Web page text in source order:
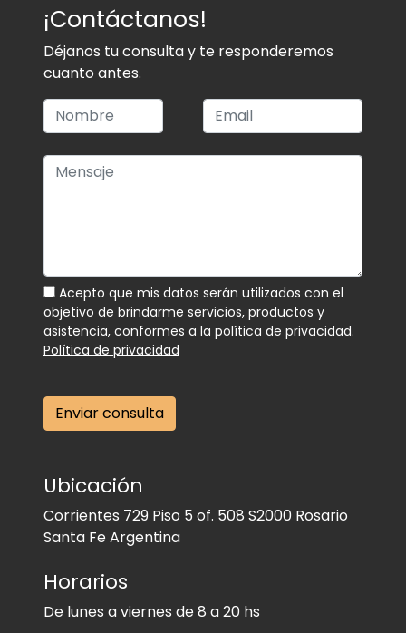
¡Contáctanos!
Déjanos tu consulta y te responderemos
cuanto antes.
Acepto que mis datos serán utilizados con el
objetivo de brindarme servicios, productos y
asistencia, conformes a la política de privacidad.
Política de privacidad
Enviar consulta
Ubicación
Corrientes 729 Piso 5 of. 508 S2000 Rosario
Santa Fe Argentina
Horarios
De lunes a viernes de 8 a 20 hs